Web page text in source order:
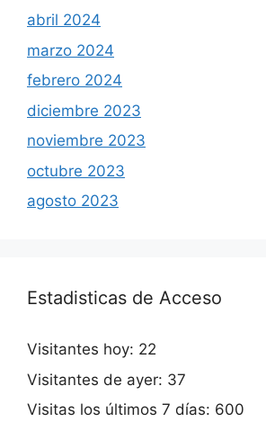
abril 2024
marzo 2024
febrero 2024
diciembre 2023
noviembre 2023
octubre 2023
agosto 2023
Estadisticas de Acceso
Visitantes hoy: 22
Visitantes de ayer: 37
Visitas los últimos 7 días: 600